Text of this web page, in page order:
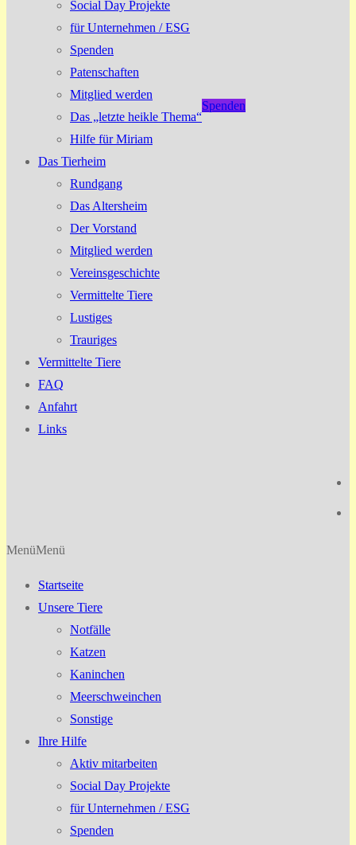
Social Day Projekte
für Unternehmen / ESG
Spenden
Patenschaften
Mitglied werden
Das „letzte heikle Thema“
Hilfe für Miriam
Das Tierheim
Rundgang
Das Altersheim
Der Vorstand
Mitglied werden
Vereinsgeschichte
Vermittelte Tiere
Lustiges
Trauriges
Vermittelte Tiere
FAQ
Anfahrt
Links
Spenden
MenüMenü
Startseite
Unsere Tiere
Notfälle
Katzen
Kaninchen
Meerschweinchen
Sonstige
Ihre Hilfe
Aktiv mitarbeiten
Social Day Projekte
für Unternehmen / ESG
Spenden